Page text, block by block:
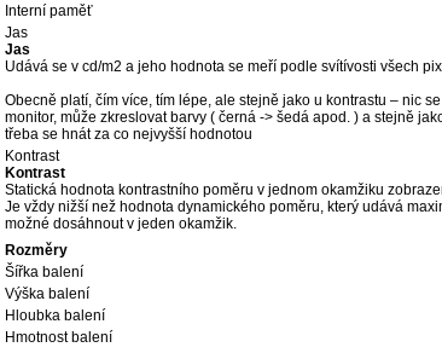
Interní paměť
Jas
Jas
Udává se v cd/m2 a jeho hodnota se meří podle svítívosti všech
Obecně platí, čím více, tím lépe, ale stejně jako u kontrastu – nic
monitor, může zkreslovat barvy ( černá -> šedá apod. ) a stejně
třeba se hnát za co nejvyšší hodnotou
Kontrast
Kontrast
Statická hodnota kontrastního poměru v jednom okamžiku
Je vždy nižší než hodnota dynamického poměru, který udává
možné dosáhnout v jeden okamžik.
Rozměry
Šířka balení
Výška balení
Hloubka balení
Hmotnost balení